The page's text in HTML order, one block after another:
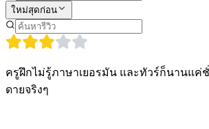
ใหม่สุดก่อน
ครูฝึกไม่รู้ภาษาเยอรมัน และทัวร์ก็นานแค่ชั่
ดายจริงๆ